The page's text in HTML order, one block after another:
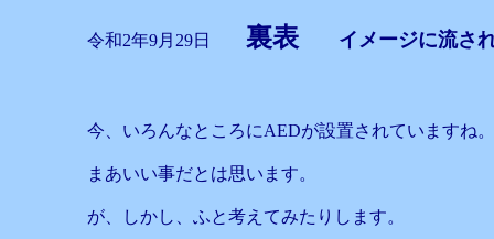
令和2年9月29日 裏表 イメージに流さ
今、いろんなところにAEDが設置されていますね。
まあいい事だとは思います。
が、しかし、ふと考えてみたりします。